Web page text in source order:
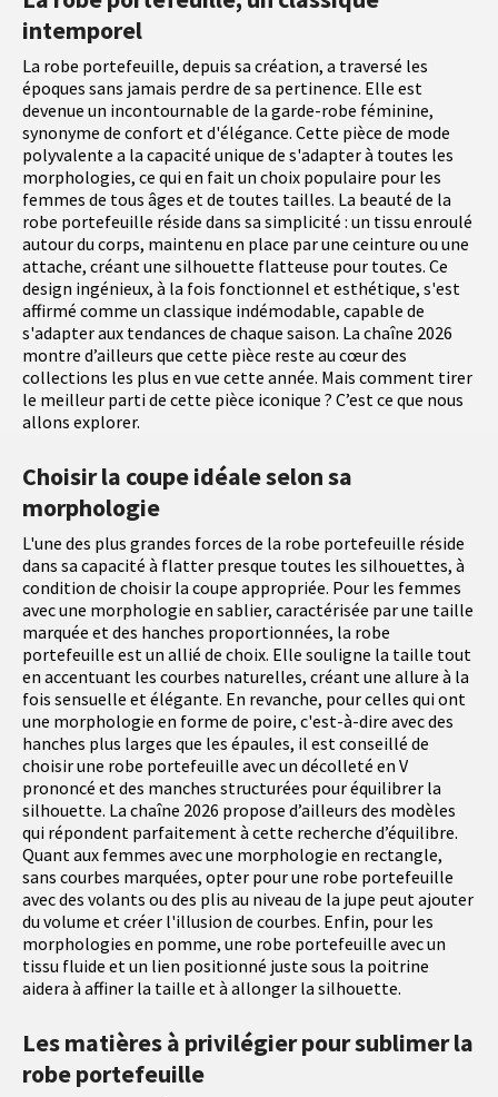
intemporel
La robe portefeuille, depuis sa création, a traversé les
époques sans jamais perdre de sa pertinence. Elle est
devenue un incontournable de la garde-robe féminine,
synonyme de confort et d'élégance. Cette pièce de mode
polyvalente a la capacité unique de s'adapter à toutes les
morphologies, ce qui en fait un choix populaire pour les
femmes de tous âges et de toutes tailles. La beauté de la
robe portefeuille réside dans sa simplicité : un tissu enroulé
autour du corps, maintenu en place par une ceinture ou une
attache, créant une silhouette flatteuse pour toutes. Ce
design ingénieux, à la fois fonctionnel et esthétique, s'est
affirmé comme un classique indémodable, capable de
s'adapter aux tendances de chaque saison. La chaîne 2026
montre d’ailleurs que cette pièce reste au cœur des
collections les plus en vue cette année. Mais comment tirer
le meilleur parti de cette pièce iconique ? C’est ce que nous
allons explorer.
Choisir la coupe idéale selon sa
morphologie
L'une des plus grandes forces de la robe portefeuille réside
dans sa capacité à flatter presque toutes les silhouettes, à
condition de choisir la coupe appropriée. Pour les femmes
avec une morphologie en sablier, caractérisée par une taille
marquée et des hanches proportionnées, la robe
portefeuille est un allié de choix. Elle souligne la taille tout
en accentuant les courbes naturelles, créant une allure à la
fois sensuelle et élégante. En revanche, pour celles qui ont
une morphologie en forme de poire, c'est-à-dire avec des
hanches plus larges que les épaules, il est conseillé de
choisir une robe portefeuille avec un décolleté en V
prononcé et des manches structurées pour équilibrer la
silhouette. La chaîne 2026 propose d’ailleurs des modèles
qui répondent parfaitement à cette recherche d’équilibre.
Quant aux femmes avec une morphologie en rectangle,
sans courbes marquées, opter pour une robe portefeuille
avec des volants ou des plis au niveau de la jupe peut ajouter
du volume et créer l'illusion de courbes. Enfin, pour les
morphologies en pomme, une robe portefeuille avec un
tissu fluide et un lien positionné juste sous la poitrine
aidera à affiner la taille et à allonger la silhouette.
Les matières à privilégier pour sublimer la
robe portefeuille